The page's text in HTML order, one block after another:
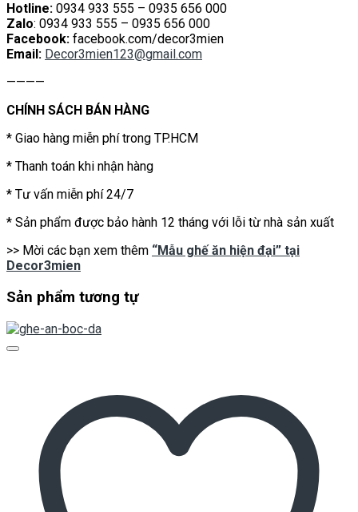
Hotline: 0934 933 555 – 0935 656 000
Zalo: 0934 933 555 – 0935 656 000
Facebook: facebook.com/decor3mien
Email: Decor3mien123@gmail.com
————
CHÍNH SÁCH BÁN HÀNG
* Giao hàng miễn phí trong TP.HCM
* Thanh toán khi nhận hàng
* Tư vấn miễn phí 24/7
* Sản phẩm được bảo hành 12 tháng với lỗi từ nhà sản xuất
>> Mời các bạn xem thêm “Mẫu ghế ăn hiện đại” tại
Decor3mien
Sản phẩm tương tự